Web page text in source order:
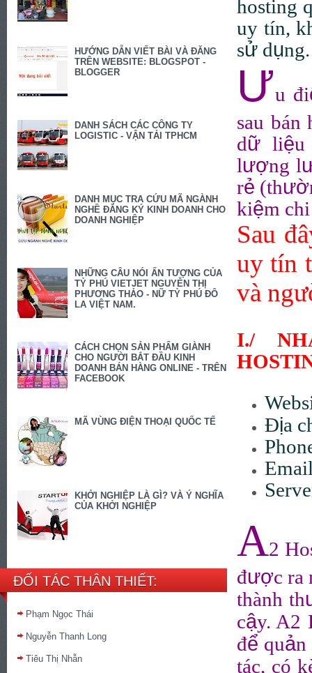
HƯỚNG DẪN VIẾT BÀI VÀ ĐĂNG
TRÊN WEBSITE: BLOGSPOT -
BLOGGER
DANH SÁCH CÁC CÔNG TY
LOGISTIC - VẬN TẢI TPHCM
DANH MỤC TRA CỨU MÃ NGÀNH
NGHỀ ĐĂNG KÝ KINH DOANH CHO
DOANH NGHIỆP
NHỮNG CÂU NÓI ẤN TƯỢNG CỦA
TỶ PHÚ VIETJET NGUYỄN THỊ
PHƯƠNG THẢO - NỮ TỶ PHÚ ĐÔ
LA VIỆT NAM.
CÁCH CHỌN SẢN PHẨM GIÀNH
CHO NGƯỜI BẮT ĐẦU KINH
DOANH BÁN HÀNG ONLINE - TRÊN
FACEBOOK
MÃ VÙNG ĐIỆN THOẠI QUỐC TẾ
KHỞI NGHIỆP LÀ GÌ? VÀ Ý NGHĨA
CỦA KHỞI NGHIỆP
ĐỐI TÁC THÂN THIẾT:
Phạm Ngọc Thái
Nguyễn Thanh Long
Tiêu Thị Nhẫn
hosting
uy tín,
sử dụng.
Ưu đi
sau bán
dữ liệu
lượng l
rẻ (thườ
kiệm
Sau đâ
uy tín
và ng
I./
Địa
A2
được ra
thành th
cậy. A2
để quản
tác, có